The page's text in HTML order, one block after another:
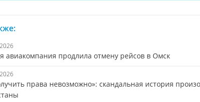
авиакомпания продлила отмену рейсов в Омск
права невозможно»: скандальная история